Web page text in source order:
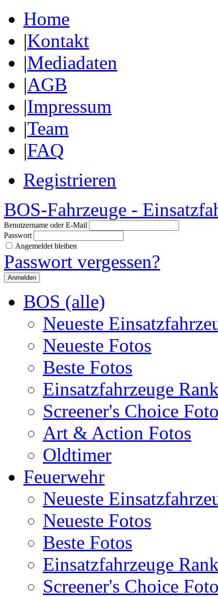
Home
|Kontakt
|Mediadaten
|AGB
|Impressum
|Team
|FAQ
Registrieren
BOS-Fahrzeuge -
Benutzername oder E-Mail
Passwort
Angemeldet bleiben
Passwort vergessen?
BOS (alle)
Neueste
Neueste Fotos
Beste Fotos
Einsatzfahrzeuge
Screener's Choice
Art & Action Fotos
Oldtimer
Feuerwehr
Neueste
Neueste Fotos
Beste Fotos
Einsatzfahrzeuge
Screener's Choice